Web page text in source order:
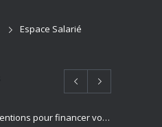
Espace Salarié
Employeurs : des subventions pour financer vos actions de prévention des risques professionnels